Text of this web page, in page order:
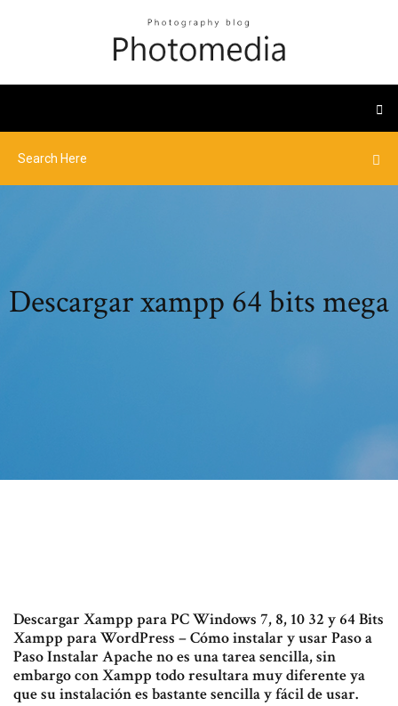
Descargar xampp 64 bits mega
Descargar Xampp para PC Windows 7, 8, 10 32 y 64 Bits
Xampp para WordPress – Cómo instalar y usar Paso a
Paso Instalar Apache no es una tarea sencilla, sin
embargo con Xampp todo resultara muy diferente ya
que su instalación es bastante sencilla y fácil de usar.